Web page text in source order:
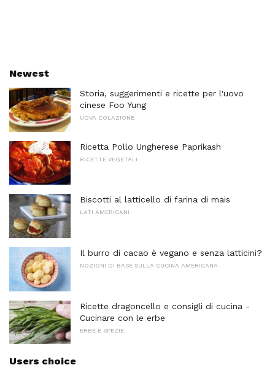
Newest
Storia, suggerimenti e ricette per l'uovo
cinese Foo Yung
UOVA COLAZIONE
Ricetta Pollo Ungherese Paprikash
RICETTE VEGETALI
Biscotti al latticello di farina di mais
LATI AMERICANI
Il burro di cacao è vegano e senza latticini?
NOZIONI DI BASE SULLA CUCINA AMERICANA
Ricette dragoncello e consigli di cucina -
Cucinare con le erbe
ERBE E SPEZIE
Users choice